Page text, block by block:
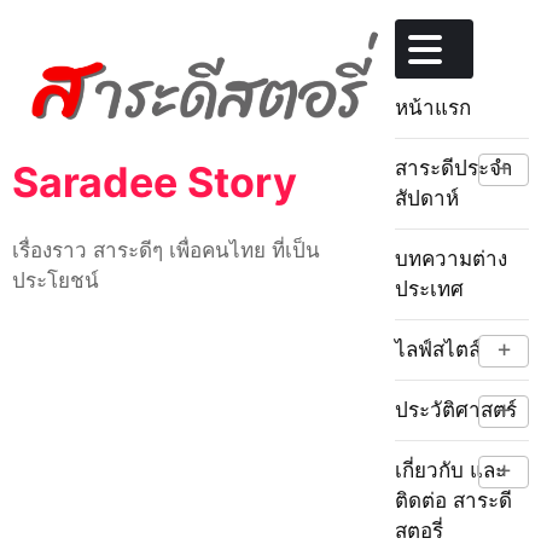
content
Saradee Story
เรื่องราว สาระดีๆ เพื่อคนไทย ที่เป็น
ประโยชน์
หน้าแรก
สาระดีประจำ
สัปดาห์
+
บทความต่าง
ประเทศ
ไลฟ์สไตล์ +
ประวัติศาสตร์
+
เกี่ยวกับ และ
ติดต่อ สาระดี
สตอรี่
+